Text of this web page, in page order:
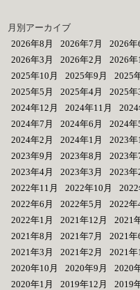
月別アーカイブ
2026年8月
2026年7月 2026年
2026年3月
2026年2月 2026年
2025年10月
2025年9月 2025
2025年5月
2025年4月 2025年
2024年12月
2024年11月
2024年7月
2024年6月 2024年
2024年2月
2024年1月 2023年
2023年9月
2023年8月 2023年
2023年4月
2023年3月 2023年
2022年11月
2022年10月
2022年6月
2022年5月 2022年
2022年1月
2021年12月 2021
2021年8月
2021年7月 2021年
2021年3月
2021年2月 2021年
2020年10月
2020年9月 2020
2020年1月
2019年12月 2019